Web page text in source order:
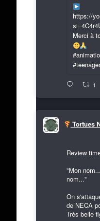
https://
Merci à
1
Tortues
Review
"Mon
nom..."
On
de NECA
Très belle